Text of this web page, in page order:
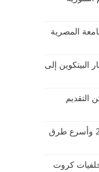
المصرية
البيتكوين إلى
وأماكن التقديم
موعد ظهور نتيجة الثانوية العامة 2023 وأسرع طرق
وخلفيات كروت